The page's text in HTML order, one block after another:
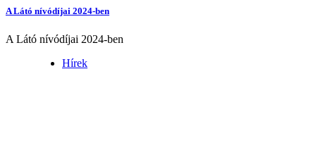
A Látó nívódíjai 2024-ben
A Látó nívódíjai 2024-ben
Hírek